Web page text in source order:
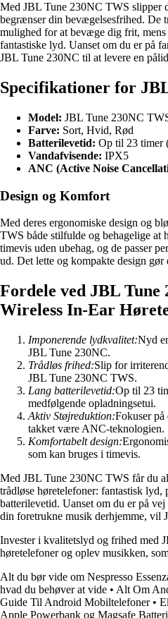
Med JBL Tune 230NC TWS slipper
begrænser din bevægelsesfrihed. De
mulighed for at bevæge dig frit, mens
fantastiske lyd. Uanset om du er på
JBL Tune 230NC til at levere en
Specifikationer for
Model: JBL Tune 230NC
Farve: Sort, Hvid, Rød
Batterilevetid: Op til 23 timer
Vandafvisende: IPX5
ANC (Active Noise
Design og Komfort
Med deres ergonomiske design og
TWS både stilfulde og behagelige at
timevis uden ubehag, og de passer
ud. Det lette og kompakte design gør
Fordele ved JBL Tune
Wireless In-Ear
Imponerende lydkvalitet:Nyd
JBL Tune 230NC.
Trådløs frihed:Slip for
JBL Tune 230NC TWS.
Lang batterilevetid:Op til 23
medfølgende opladningsetui.
Aktiv Støjreduktion:Fokuser
takket være ANC-teknologien.
Komfortabelt design:
som kan bruges i timevis.
Med JBL Tune 230NC TWS får du
trådløse høretelefoner: fantastisk lyd,
batterilevetid. Uanset om du er på
din foretrukne musik derhjemme, vil
Invester i kvalitetslyd og frihed med
høretelefoner og oplev musikken,
Alt du bør vide om Nespresso
hvad du behøver at vide • Alt Om
Guide Til Android Mobiltelefoner•
Apple Powerbank og Magsafe